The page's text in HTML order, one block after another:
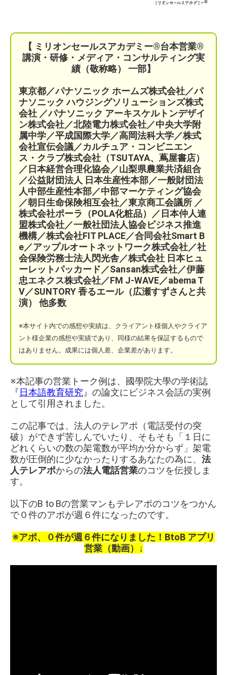
【 ミリオンセールスアカデミー®︎台本営業®︎
講演・研修・メディア・コンサルティング実
績（敬称略） 一部】
東京都／パナソニック ホームズ株式会社／パ
ナソニック ハウジングソリューションズ株式
会社 ／パナソニック アーキスケルトンデザイ
ン株式会社／北陸電力株式会社／中央大学附
属中学／平成国際大学／高岡法科大学／株式
会社宣伝会議／カルチュア・コンビニエン
ス・クラブ株式会社（TSUTAYA、蔦屋書店）
／ 日本経営合理化協会／山梨県農業共済組合
／公益財団法人 日本生産性本部／一般財団法
人中部生産性本部／中部マーケティング協会
／朝日生命保険相互会社／東京商工会議所 ／
株式会社ポーラ（POLA化粧品）
／日本仲人連
盟株式会社／一般社団法人協会ビジネス推進
機構／株式会社FIT PLACE／合同会社Smart B
e／アップルオートネットワーク株式会社／社
会保険労務士法人閃光舎／株式会社 日本ヒュ
ーレットパッカード／Sansan株式会社／伊藤
忠エネクス株式会社／FM J-WAVE／abema T
V／SUNTORY 香るエール（広瀬すずさんと共
演） 他多数
※本サイト 内での感想や実績は、クライアント様個人やクライア
ント様企業の感想や実績であり、同様の結果を保証するもので
はありません。成果には個人差、企業差があります。
※本記事の営業トーク例は、國學院大學の学術誌
『日本語教育研究 』の論文にビジネス会話の実例
として引用されました。
この記事では、法人のテレアポ（電話受付の突
破）ができず苦しんでいたり、そもそも「１日に
どれくらいの数の架電数が平均か分からず」架電
数が圧倒的に少なかったりするあなたの為に、 法
人テレアポからの法人電話営業のコツを伝授しま
す。
以下のB to Bの営業マンもテレアポのコツをつかん
で０件のアポが週６件になったのです。
※アポ、０件が週６件になりました！BtoB アプリ
営業（動画）↓